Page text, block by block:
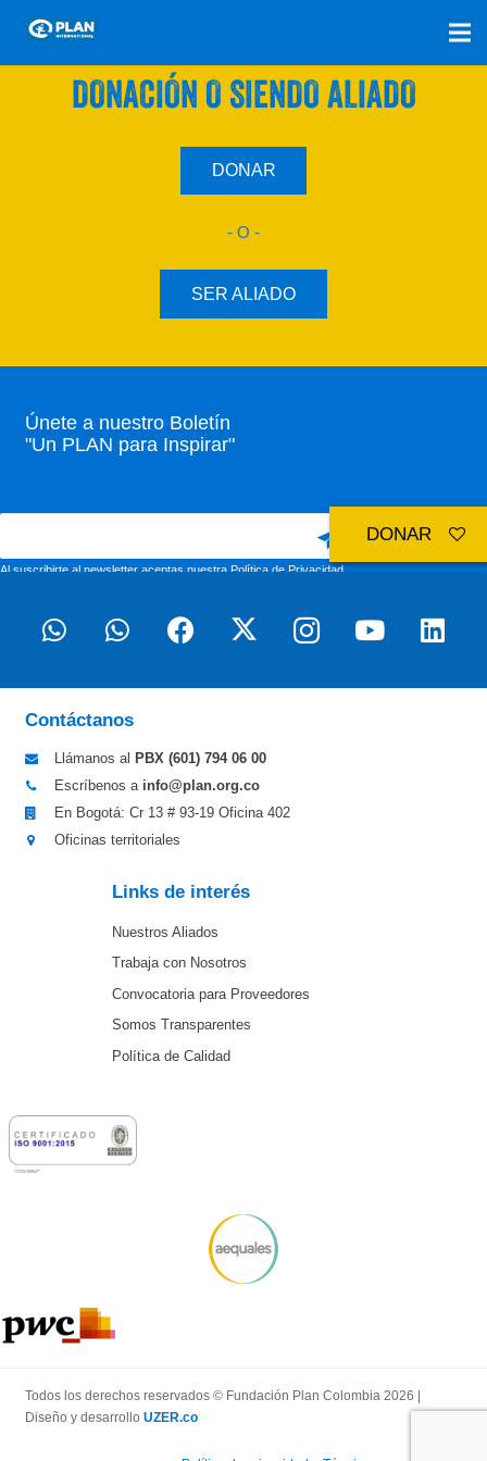
SÚMATE A NUESTRO PLAN CON UNA
DONACIÓN O SIENDO ALIADO
DONAR
- O -
SER ALIADO
Únete a nuestro Boletín
"Un PLAN para Inspirar"
Al suscribirte al newsletter aceptas nuestraPolítica de Privacidad
Contáctanos
Llámanos al PBX (601) 794 06 00
Escríbenos a info@plan.org.co
En Bogotá: Cr 13 # 93-19 Oficina 402
Oficinas territoriales
Links de interés
Nuestros Aliados
Trabaja con Nosotros
Convocatoria para Proveedores
Somos Transparentes
Política de Calidad
Todos los derechos reservados © Fundación Plan Colombia 2026 |
Diseño y desarrollo UZER.co
DONAR